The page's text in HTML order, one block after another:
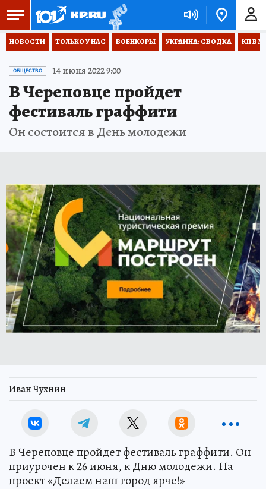
НОВОСТИ ТОЛЬКО У НАС ВОЕНКОРЫ УКРАИНА: СВОДКА КП В
ОБЩЕСТВО 14 июня 2022 9:00
В Череповце пройдет
фестиваль граффити
Он состоится в День молодежи
Иван Чухнин
В Череповце пройдет фестиваль граффити. Он
приурочен к 26 июня, к Дню молодежи. На
проект «Делаем наш город ярче!»